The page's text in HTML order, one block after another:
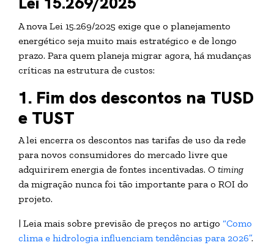
A nova Lei 15.269/2025 exige que o planejamento
energético seja muito mais estratégico e de longo
prazo. Para quem planeja migrar agora, há mudanças
críticas na estrutura de custos:
1. Fim dos descontos na TUSD
e TUST
A lei encerra os descontos nas tarifas de uso da rede
para novos consumidores do mercado livre que
adquirirem energia de fontes incentivadas. O timing
da migração nunca foi tão importante para o ROI do
projeto.
| Leia mais sobre previsão de preços no artigo “Como
clima e hidrologia influenciam tendências para 2026”.